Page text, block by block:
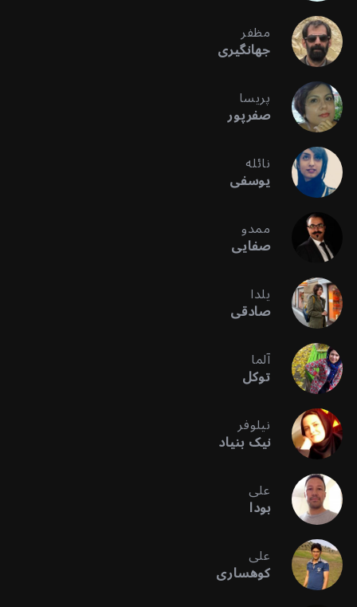
مظفر
جهانگیری
پریسا
صفرپور
نائله
یوسفی
ممدو
صفایی
یلدا
صادقی
آلما
توکل
نیلوفر
نیک بنیاد
علی
بودا
علی
کوهساری